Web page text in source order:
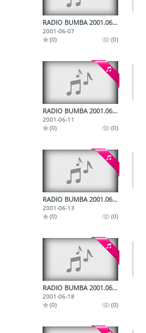
RADIO BUMBA 2001.06.07.
2001-06-07
(0)
(0)
RADIO BUMBA 2001.06.11.
2001-06-11
(0)
(0)
RADIO BUMBA 2001.06.13.
2001-06-13
(0)
(0)
RADIO BUMBA 2001.06.18.
2001-06-18
(0)
(0)